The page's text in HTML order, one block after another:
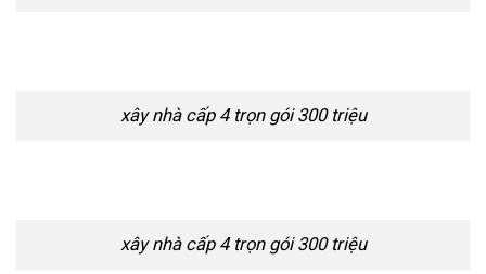
xây nhà cấp 4 trọn gói 300 triệu
xây nhà cấp 4 trọn gói 300 triệu